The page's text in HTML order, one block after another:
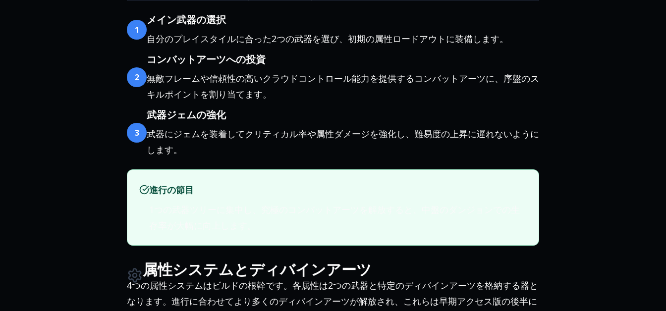
1
メイン武器の選択
自分のプレイスタイルに合った2つの武器を選び、初期の属性ロードアウトに装備します。
2
コンバットアーツへの投資
無敵フレームや信頼性の高いクラウドコントロール能力を提供するコンバットアーツに、序盤のス
キルポイントを割り当てます。
3
武器ジェムの強化
武器にジェムを装着してクリティカル率や属性ダメージを強化し、難易度の上昇に遅れないように
します。
進行の節目
属性システムとディバインアーツ
4つの属性システムはビルドの根幹です。各属性は2つの武器と特定のディバインアーツを格納する器と
なります。進行に合わせてより多くのディバインアーツが解放され、これらは早期アクセス版の後半に